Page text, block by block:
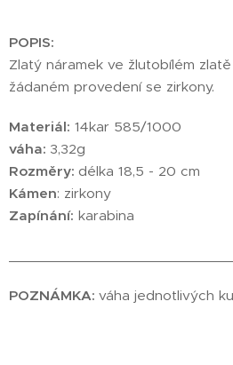
POPIS:
Zlatý náramek ve žlutobílém
žádaném provedení se zirkony.
Materiál: 14kar 585/1000
váha: 3,32g
Rozměry: délka 18,5 - 20 cm
Kámen: zirkony
Zapínání: karabina
POZNÁMKA: váha jednotlivých